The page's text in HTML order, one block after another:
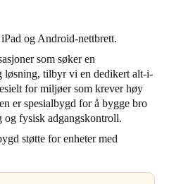
og Android-nettbrett.
som søker en
løsning, tilbyr vi en dedikert alt-i-
for miljøer som krever høy
er spesialbygd for å bygge bro
fysisk adgangskontroll.
støtte for enheter med